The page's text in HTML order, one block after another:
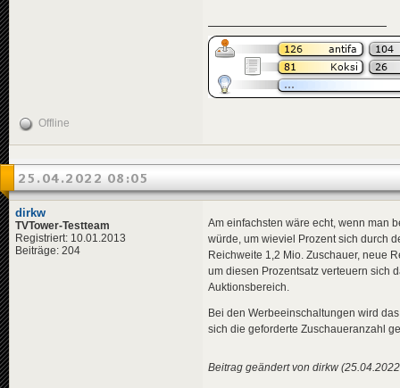
Offline
25.04.2022 08:05
dirkw
TVTower-Testteam
Registriert: 10.01.2013
Beiträge: 204
Am einfachsten wäre echt, wenn man
würde, um wieviel Prozent sich durch
Reichweite 1,2 Mio. Zuschauer, neue
um diesen Prozentsatz verteuern sich
Auktionsbereich.
Bei den Werbeeinschaltungen wird
sich die geforderte Zuschaueranzahl
Beitrag geändert von dirkw